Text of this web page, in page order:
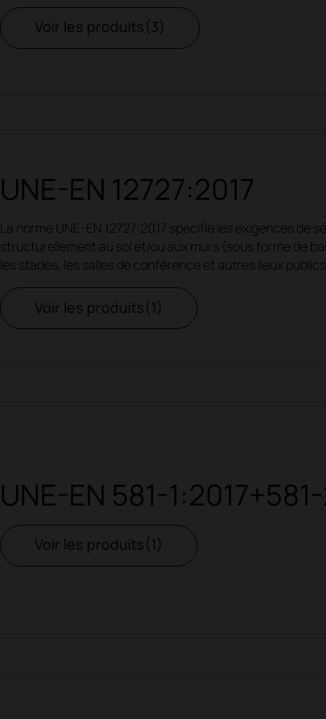
Voir les produits(3)
UNE-EN 12727:2017
La norme UNE-EN 12727:2017 spécifie les exigences
structurellement au sol et/ou aux murs (sous forme de
les stades, les salles de conférence et autres lieux publics.
Voir les produits(1)
UNE-EN 581-
Voir les produits(1)